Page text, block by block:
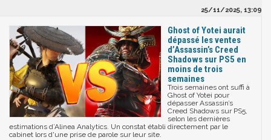
25/11/2025, 13:09
Ghost of Yotei aurait
dépassé les ventes
d’Assassin’s Creed
Shadows sur PS5 en
moins de trois
semaines
Trois semaines ont suffi à
Ghost of Yotei pour
dépasser Assassin’s
Creed Shadows sur PS5,
selon les dernières
estimations d’Alinea Analytics. Un constat établi directement par le
cabinet lors d'une prise de parole sur leur site.